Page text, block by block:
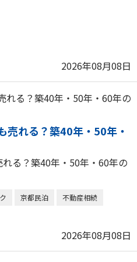
2026年08月08日
売れる？築40年・50年・
る？築40年・50年・60年の
京都民泊
不動産相続
2026年08月08日